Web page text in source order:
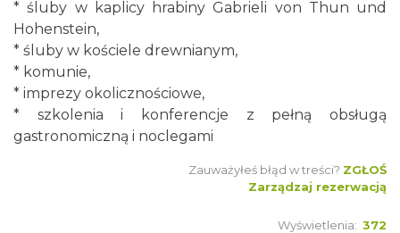
* śluby w kaplicy hrabiny Gabrieli von Thun und
Hohenstein,
* śluby w kościele drewnianym,
* komunie,
* imprezy okolicznościowe,
* szkolenia i konferencje z pełną obsługą
gastronomiczną i noclegami
Zauważyłeś błąd w treści? ZGŁOŚ
Zarządzaj rezerwacją
Wyświetlenia: 372